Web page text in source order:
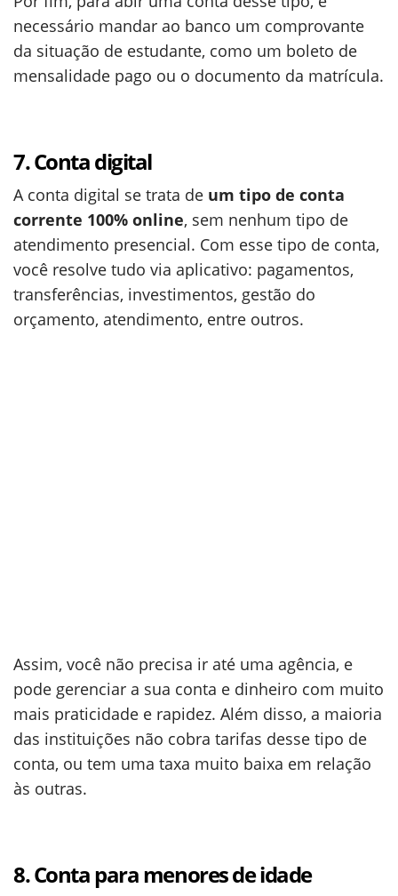
necessário mandar ao banco um comprovante
da situação de estudante, como um boleto de
mensalidade pago ou o documento da matrícula.
7. Conta digital
A conta digital se trata de um tipo de conta
corrente 100% online, sem nenhum tipo de
atendimento presencial. Com esse tipo de conta,
você resolve tudo via aplicativo: pagamentos,
transferências, investimentos, gestão do
orçamento, atendimento, entre outros.
Assim, você não precisa ir até uma agência, e
pode gerenciar a sua conta e dinheiro com muito
mais praticidade e rapidez. Além disso, a maioria
das instituições não cobra tarifas desse tipo de
conta, ou tem uma taxa muito baixa em relação
às outras.
8. Conta para menores de idade